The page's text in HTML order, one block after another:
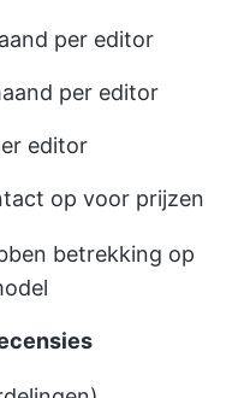
per editor
per editor
editor
op voor prijzen
betrekking op